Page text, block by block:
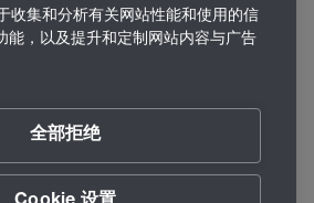
收集和分析有关网站性能和使用的信
能，以及提升和定制网站内容与广告
全部拒绝